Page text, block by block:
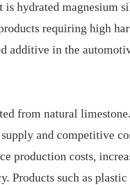
hydrated magnesium
requiring high
additive in the
from natural
and competitive
production costs,
Products such as